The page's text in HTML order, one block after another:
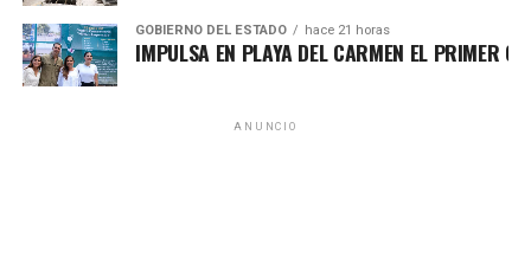
Más de mil mujeres respondieron a la convocatoria y500
fueron incorporadas
transparente y sustentado en criterios previamente
GOBIERNO DEL ESTADO hace 21 horas
LEZAMA IMPULSA EN PLAYA DEL CARMEN EL PRIMER
ANUNCIO